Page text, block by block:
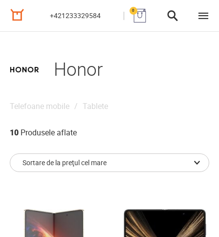
+421233329584
0
Honor
Telefoane mobile Tablete
10 Produsele aflate